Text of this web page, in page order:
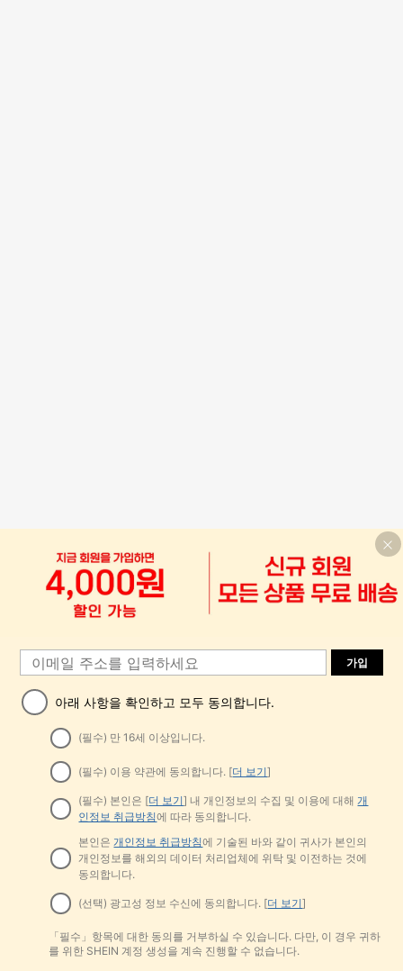
가입
아래 사항을 확인하고 모두 동의합니다.
(필수) 만 16세 이상입니다.
(필수) 이용 약관에 동의합니다. [더 보기]
(필수) 본인은 [더 보기] 내 개인정보의 수집 및 이용에 대해개
인정보 취급방침에 따라 동의합니다.
본인은 개인정보 취급방침에 기술된 바와 같이 귀사가 본인의
개인정보를 해외의 데이터 처리업체에 위탁 및 이전하는 것에
동의합니다.
(선택) 광고성 정보 수신에 동의합니다. [더 보기]
「필수」항목에 대한 동의를 거부하실 수 있습니다. 다만, 이 경우 귀하
를 위한 SHEIN 계정 생성을 계속 진행할 수 없습니다.